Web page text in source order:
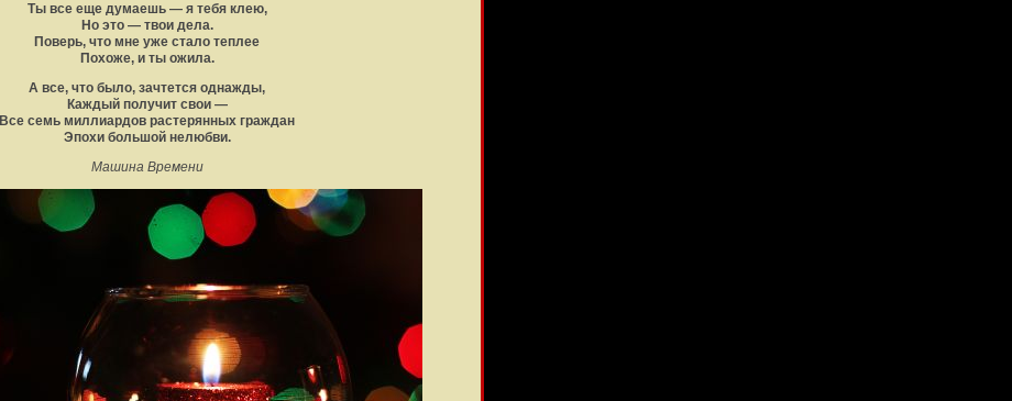
Ты все еще думаешь — я тебя клею,
Но это — твои дела.
Поверь, что мне уже стало теплее
Похоже, и ты ожила.
А все, что было, зачтется однажды,
Каждый получит свои —
Все семь миллиардов растерянных граждан
Эпохи большой нелюбви.
Машина Времени